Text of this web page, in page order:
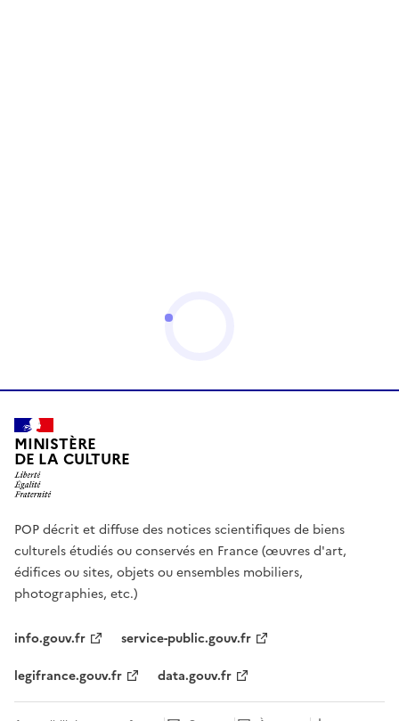
MINISTÈRE
DE LA CULTURE
POP décrit et diffuse des notices scientifiques de biens
culturels étudiés ou conservés en France (œuvres d'art,
édifices ou sites, objets ou ensembles mobiliers,
photographies, etc.)
info.gouv.fr
service-public.gouv.fr
legifrance.gouv.fr
data.gouv.fr